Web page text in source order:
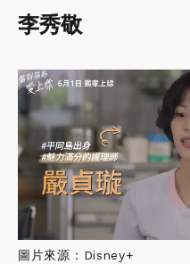
李秀敬
圖片來源：Disney+